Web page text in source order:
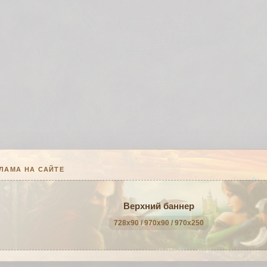
НА САЙТЕ
Верхний баннер
728x90 / 970x90 / 970x250